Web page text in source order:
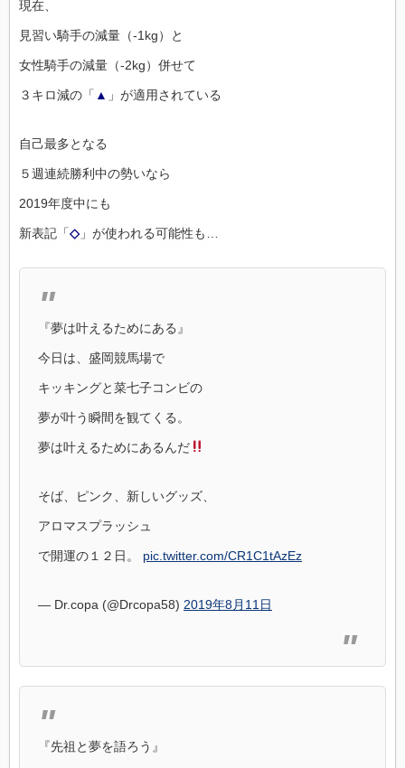
現在、
見習い騎手の減量（-1kg）と
女性騎手の減量（-2kg）併せて
３キロ減の「 ▲ 」が適用されている
自己最多となる
５週連続勝利中の勢いなら
2019年度中にも
新表記「◇」が使われる可能性も…
『夢は叶えるためにある』
今日は、盛岡競馬場で
キッキングと菜七子コンビの
夢が叶う瞬間を観てくる。
夢は叶えるためにあるんだ
そば、ピンク、新しいグッズ、
アロマスプラッシュ
で開運の１２日。 pic.twitter.com/CR1C1tAzEz
— Dr.copa (@Drcopa58) 2019年8月11日
『先祖と夢を語ろう』